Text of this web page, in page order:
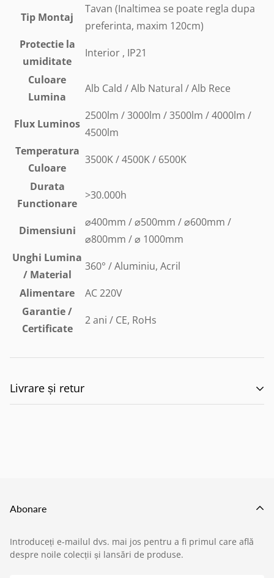
Tip Montaj
Tavan (Inaltimea se poate regla dupa
preferinta, maxim 120cm)
Protectie la
umiditate
Interior , IP21
Culoare
Lumina
Alb Cald / Alb Natural / Alb Rece
Flux Luminos
2500lm / 3000lm / 3500lm / 4000lm /
4500lm
Temperatura
Culoare
3500K / 4500K / 6500K
Durata
Functionare
>30.000h
Dimensiuni
⌀400mm / ⌀500mm / ⌀600mm /
⌀800mm / ⌀ 1000mm
Unghi Lumina
/ Material
360° / Aluminiu, Acril
Alimentare
AC 220V
Garantie /
Certificate
2 ani / CE, RoHs
Livrare și retur
Această politică reglementează modul în care
produsele comandate de pe site-ul nostru sunt livrate
Abonare
Introduceți e-mailul dvs. mai jos pentru a fi primul care află
despre noile colecții și lansări de produse.